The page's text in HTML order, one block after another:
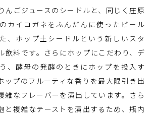
んごジュースのシードルと、同じく庄原
カイコガネをふんだんに使ったビール
、ホップ土シードルという新しいスタ
飲料です。さらにホップにこだわり、デ
、酵母の発酵のときにホップを投入す
ップのフルーティな香りを最大限引き出
雑なフレーバーを演出しています。さら
と複雑なテーストを演出するため、瓶内